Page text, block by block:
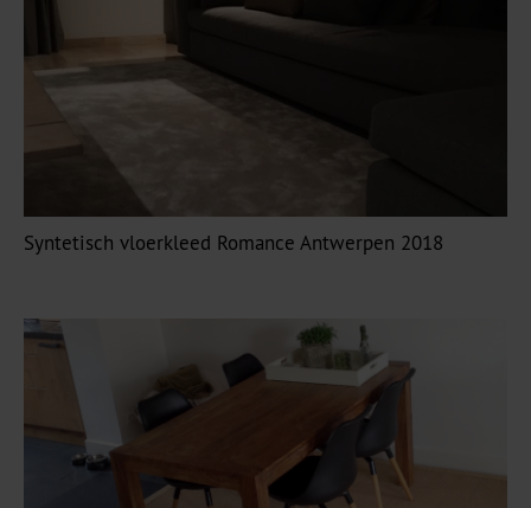
Syntetisch vloerkleed Romance Antwerpen 2018